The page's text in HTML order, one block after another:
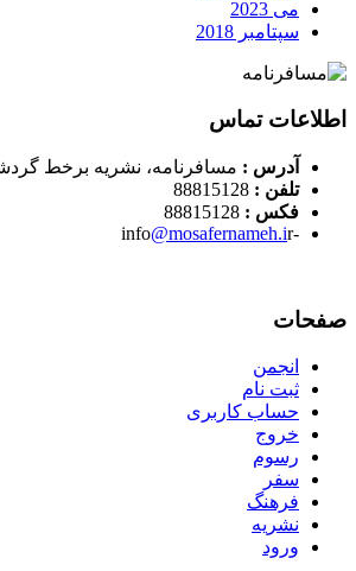
می 2023
سپتامبر 2018
اطلاعات تماس
آدرس : مسافرنامه، نشریه برخط
تلفن :
فکس :
-info
@mosafernameh.ir
صفحات
انجمن
ثبت نام
حساب کاربری
خروج
رسوم
سفر
فرهنگ
نشریه
ورود